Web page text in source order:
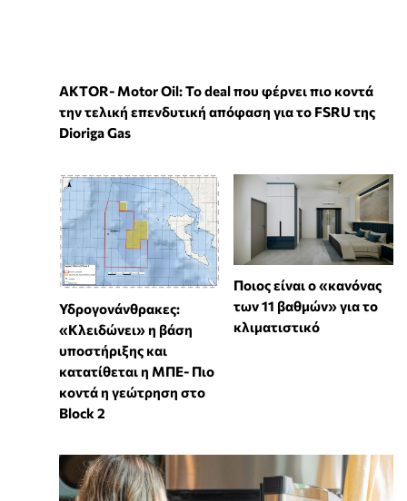
ΑKTOR- Motor Oil: Το deal που φέρνει πιο κοντά
την τελική επενδυτική απόφαση για το FSRU της
Dioriga Gas
Υδρογονάνθρακες:
«Κλειδώνει» η βάση
υποστήριξης και
κατατίθεται η ΜΠΕ- Πιο
κοντά η γεώτρηση στο
Block 2
Ποιος είναι ο «κανόνας
των 11 βαθμών» για το
κλιματιστικό